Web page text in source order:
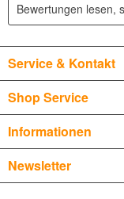
Bewertungen lesen,
Service & Kontakt
Shop Service
Informationen
Newsletter